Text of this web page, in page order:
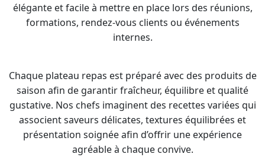
élégante et facile à mettre en place lors des réunions,
formations, rendez-vous clients ou événements
internes.
Chaque plateau repas est préparé avec des produits de
saison afin de garantir fraîcheur, équilibre et qualité
gustative. Nos chefs imaginent des recettes variées qui
associent saveurs délicates, textures équilibrées et
présentation soignée afin d’offrir une expérience
agréable à chaque convive.